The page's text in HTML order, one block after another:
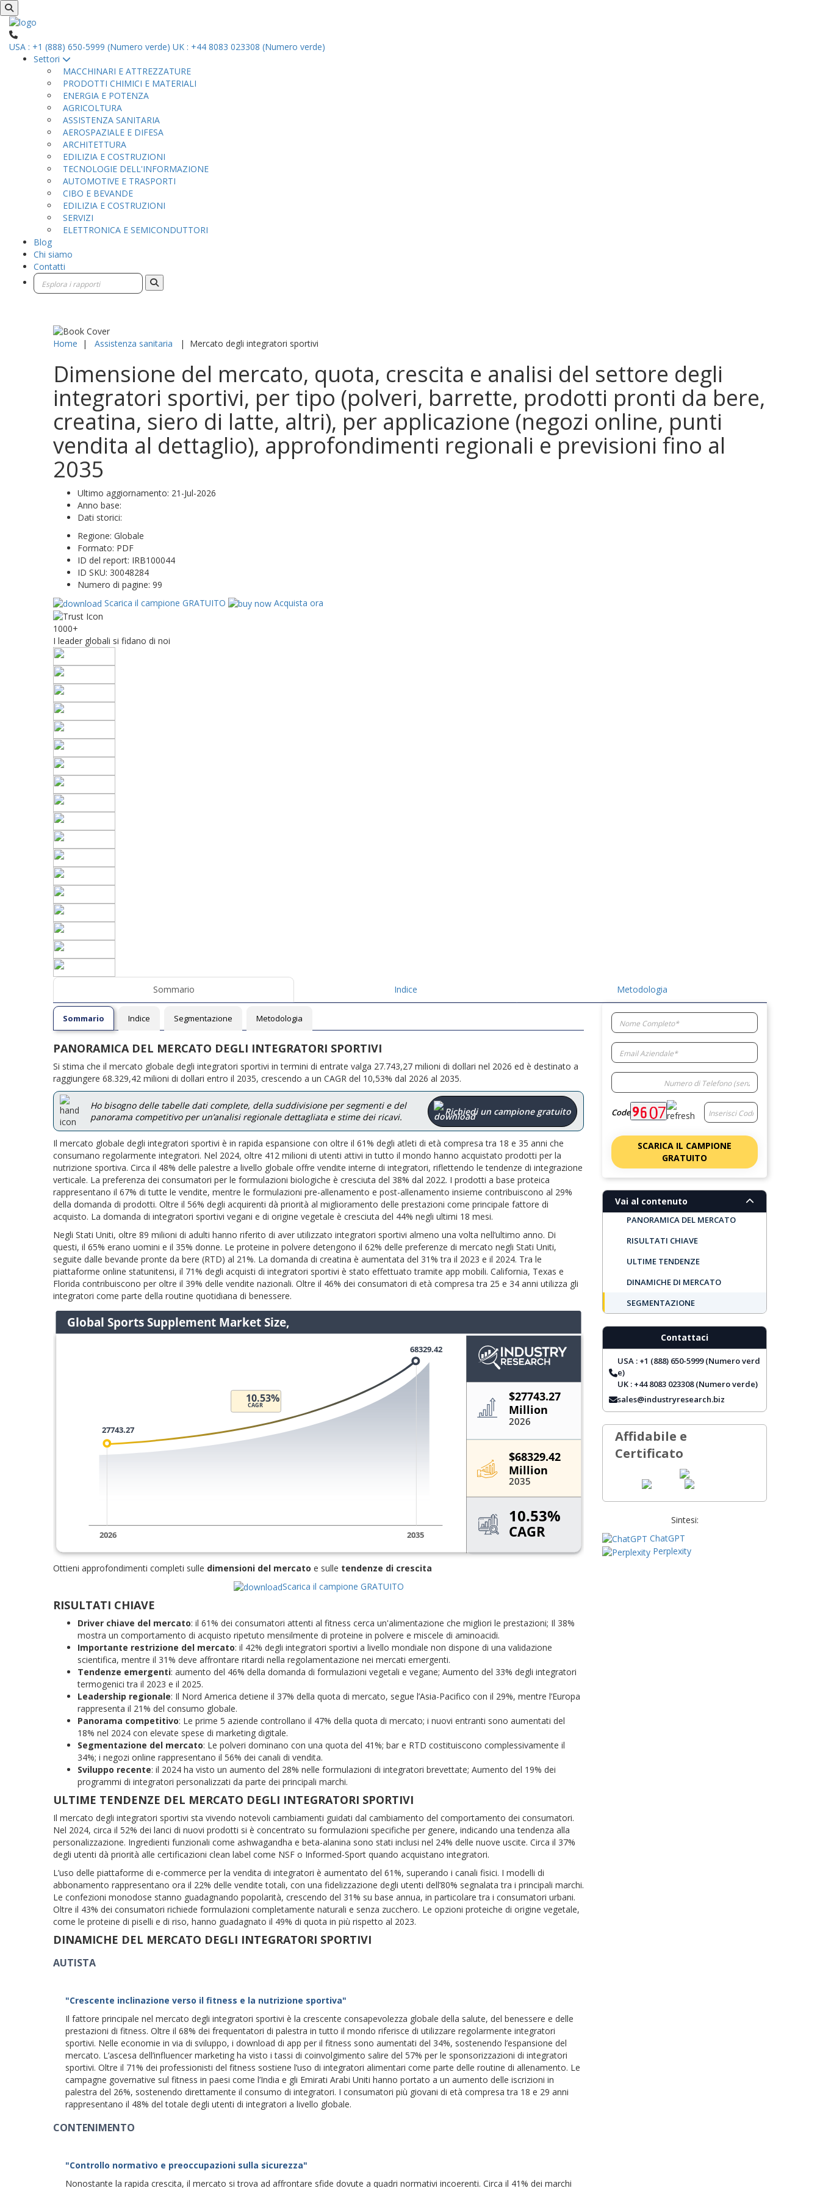
USA : +1 (888) 650-5999 (Numero verde) UK : +44 8083 023308 (Numero verde)
Settori
MACCHINARI E ATTREZZATURE
PRODOTTI CHIMICI E MATERIALI
ENERGIA E POTENZA
AGRICOLTURA
ASSISTENZA SANITARIA
AEROSPAZIALE E DIFESA
ARCHITETTURA
EDILIZIA E COSTRUZIONI
TECNOLOGIE DELL'INFORMAZIONE
AUTOMOTIVE E TRASPORTI
CIBO E BEVANDE
EDILIZIA E COSTRUZIONI
SERVIZI
ELETTRONICA E SEMICONDUTTORI
Blog
Chi siamo
Contatti
Home | Assistenza sanitaria | Mercato degli integratori sportivi
Dimensione del mercato, quota, crescita e analisi del settore degli
integratori sportivi, per tipo (polveri, barrette, prodotti pronti da bere,
creatina, siero di latte, altri), per applicazione (negozi online, punti
vendita al dettaglio), approfondimenti regionali e previsioni fino al
2035
Ultimo aggiornamento: 21-Jul-2026
Anno base:
Dati storici:
Regione: Globale
Formato: PDF
ID del report: IRB100044
ID SKU: 30048284
Numero di pagine: 99
Scarica il campione GRATUITO
Acquista ora
1000+
I leader globali si fidano di noi
Sommario Indice Metodologia
Sommario Indice Segmentazione Metodologia
PANORAMICA DEL MERCATO DEGLI INTEGRATORI SPORTIVI
Si stima che il mercato globale degli integratori sportivi in ​​termini di entrate valga 27.743,27 milioni di dollari nel 2026 ed è destinato a
raggiungere 68.329,42 milioni di dollari entro il 2035, crescendo a un CAGR del 10,53% dal 2026 al 2035.
Ho bisogno delle tabelle dati complete, della suddivisione per segmenti e del
panorama competitivo per un’analisi regionale dettagliata e stime dei ricavi.
Richiedi un campione gratuito
Il mercato globale degli integratori sportivi è in rapida espansione con oltre il 61% degli atleti di età compresa tra 18 e 35 anni che
consumano regolarmente integratori. Nel 2024, oltre 412 milioni di utenti attivi in ​​tutto il mondo hanno acquistato prodotti per la
nutrizione sportiva. Circa il 48% delle palestre a livello globale offre vendite interne di integratori, riflettendo le tendenze di integrazione
verticale. La preferenza dei consumatori per le formulazioni biologiche è cresciuta del 38% dal 2022. I prodotti a base proteica
rappresentano il 67% di tutte le vendite, mentre le formulazioni pre-allenamento e post-allenamento insieme contribuiscono al 29%
della domanda di prodotti. Oltre il 56% degli acquirenti dà priorità al miglioramento delle prestazioni come principale fattore di
acquisto. La domanda di integratori sportivi vegani e di origine vegetale è cresciuta del 44% negli ultimi 18 mesi.
Negli Stati Uniti, oltre 89 milioni di adulti hanno riferito di aver utilizzato integratori sportivi almeno una volta nell’ultimo anno. Di
questi, il 65% erano uomini e il 35% donne. Le proteine ​​in polvere detengono il 62% delle preferenze di mercato negli Stati Uniti,
seguite dalle bevande pronte da bere (RTD) al 21%. La domanda di creatina è aumentata del 31% tra il 2023 e il 2024. Tra le
piattaforme online statunitensi, il 71% degli acquisti di integratori sportivi è stato effettuato tramite app mobili. California, Texas e
Florida contribuiscono per oltre il 39% delle vendite nazionali. Oltre il 46% dei consumatori di età compresa tra 25 e 34 anni utilizza gli
integratori come parte della routine quotidiana di benessere.
Ottieni approfondimenti completi sulle dimensioni del mercato e sulle tendenze di crescita
Scarica il campione GRATUITO
RISULTATI CHIAVE
Driver chiave del mercato: il 61% dei consumatori attenti al fitness cerca un'alimentazione che migliori le prestazioni; Il 38%
mostra un comportamento di acquisto ripetuto mensilmente di proteine ​​in polvere e miscele di aminoacidi.
Importante restrizione del mercato: il 42% degli integratori sportivi a livello mondiale non dispone di una validazione
scientifica, mentre il 31% deve affrontare ritardi nella regolamentazione nei mercati emergenti.
Tendenze emergenti: aumento del 46% della domanda di formulazioni vegetali e vegane; Aumento del 33% degli integratori
termogenici tra il 2023 e il 2025.
Leadership regionale: Il Nord America detiene il 37% della quota di mercato, segue l’Asia-Pacifico con il 29%, mentre l’Europa
rappresenta il 21% del consumo globale.
Panorama competitivo: Le prime 5 aziende controllano il 47% della quota di mercato; i nuovi entranti sono aumentati del
18% nel 2024 con elevate spese di marketing digitale.
Segmentazione del mercato: Le polveri dominano con una quota del 41%; bar e RTD costituiscono complessivamente il
34%; i negozi online rappresentano il 56% dei canali di vendita.
Sviluppo recente: il 2024 ha visto un aumento del 28% nelle formulazioni di integratori brevettate; Aumento del 19% dei
programmi di integratori personalizzati da parte dei principali marchi.
ULTIME TENDENZE DEL MERCATO DEGLI INTEGRATORI SPORTIVI
Il mercato degli integratori sportivi sta vivendo notevoli cambiamenti guidati dal cambiamento del comportamento dei consumatori.
Nel 2024, circa il 52% dei lanci di nuovi prodotti si è concentrato su formulazioni specifiche per genere, indicando una tendenza alla
personalizzazione. Ingredienti funzionali come ashwagandha e beta-alanina sono stati inclusi nel 24% delle nuove uscite. Circa il 37%
degli utenti dà priorità alle certificazioni clean label come NSF o Informed-Sport quando acquistano integratori.
L’uso delle piattaforme di e-commerce per la vendita di integratori è aumentato del 61%, superando i canali fisici. I modelli di
abbonamento rappresentano ora il 22% delle vendite totali, con una fidelizzazione degli utenti dell’80% segnalata tra i principali marchi.
Le confezioni monodose stanno guadagnando popolarità, crescendo del 31% su base annua, in particolare tra i consumatori urbani.
Oltre il 43% dei consumatori richiede formulazioni completamente naturali e senza zucchero. Le opzioni proteiche di origine vegetale,
come le proteine ​​di piselli e di riso, hanno guadagnato il 49% di quota in più rispetto al 2023.
DINAMICHE DEL MERCATO DEGLI INTEGRATORI SPORTIVI
AUTISTA
"Crescente inclinazione verso il fitness e la nutrizione sportiva"
Il fattore principale nel mercato degli integratori sportivi è la crescente consapevolezza globale della salute, del benessere e delle
prestazioni di fitness. Oltre il 68% dei frequentatori di palestra in tutto il mondo riferisce di utilizzare regolarmente integratori
sportivi. Nelle economie in via di sviluppo, i download di app per il fitness sono aumentati del 34%, sostenendo l’espansione del
mercato. L’ascesa dell’influencer marketing ha visto i tassi di coinvolgimento salire del 57% per le sponsorizzazioni di integratori
sportivi. Oltre il 71% dei professionisti del fitness sostiene l’uso di integratori alimentari come parte delle routine di allenamento. Le
campagne governative sul fitness in paesi come l’India e gli Emirati Arabi Uniti hanno portato a un aumento delle iscrizioni in
palestra del 26%, sostenendo direttamente il consumo di integratori. I consumatori più giovani di età compresa tra 18 e 29 anni
rappresentano il 48% del totale degli utenti di integratori a livello globale.
CONTENIMENTO
"Controllo normativo e preoccupazioni sulla sicurezza"
Nonostante la rapida crescita, il mercato si trova ad affrontare sfide dovute a quadri normativi incoerenti. Circa il 41% dei marchi
Code
SCARICA IL CAMPIONE
GRATUITO
Vai al contenuto
PANORAMICA DEL MERCATO
RISULTATI CHIAVE
ULTIME TENDENZE
DINAMICHE DI MERCATO
SEGMENTAZIONE
PROSPETTIVE REGIONALI
PRINCIPALI AZIENDE
COPERTURA DEL
DOMANDE FREQUENTI
Contattaci
USA : +1 (888) 650-5999 (Numero verd
e)
UK : +44 8083 023308 (Numero verde)
sales@industryresearch.biz
Affidabile e
Certificato
Sintesi:
ChatGPT
Perplexity